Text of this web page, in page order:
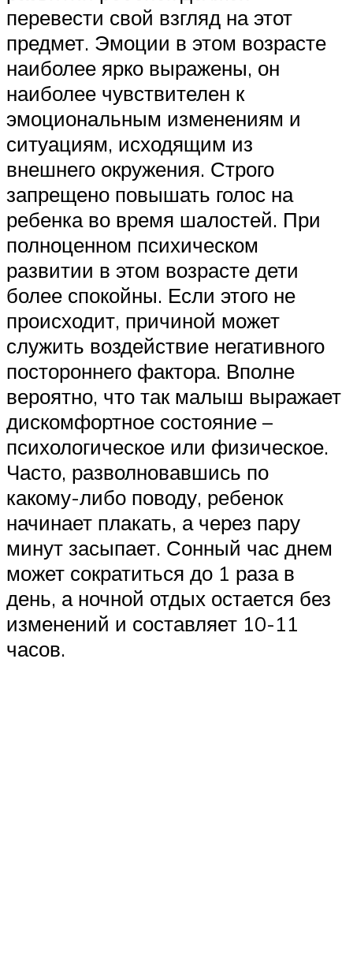
перевести свой взгляд на этот
предмет. Эмоции в этом возрасте
наиболее ярко выражены, он
наиболее чувствителен к
эмоциональным изменениям и
ситуациям, исходящим из
внешнего окружения. Строго
запрещено повышать голос на
ребенка во время шалостей. При
полноценном психическом
развитии в этом возрасте дети
более спокойны. Если этого не
происходит, причиной может
служить воздействие негативного
постороннего фактора. Вполне
вероятно, что так малыш выражает
дискомфортное состояние –
психологическое или физическое.
Часто, разволновавшись по
какому-либо поводу, ребенок
начинает плакать, а через пару
минут засыпает. Сонный час днем
может сократиться до 1 раза в
день, а ночной отдых остается без
изменений и составляет 10-11
часов.